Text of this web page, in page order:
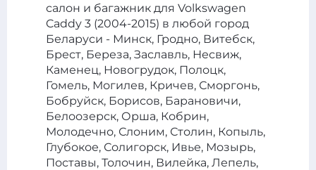
салон и багажник для Volkswagen
Caddy 3 (2004-2015) в любой город
Беларуси - Минск, Гродно, Витебск,
Брест, Береза, Заславль, Несвиж,
Каменец, Новогрудок, Полоцк,
Гомель, Могилев, Кричев, Сморгонь,
Бобруйск, Борисов, Барановичи,
Белоозерск, Орша, Кобрин,
Молодечно, Слоним, Столин, Копыль,
Глубокое, Солигорск, Ивье, Мозырь,
Поставы, Толочин, Вилейка, Лепель,